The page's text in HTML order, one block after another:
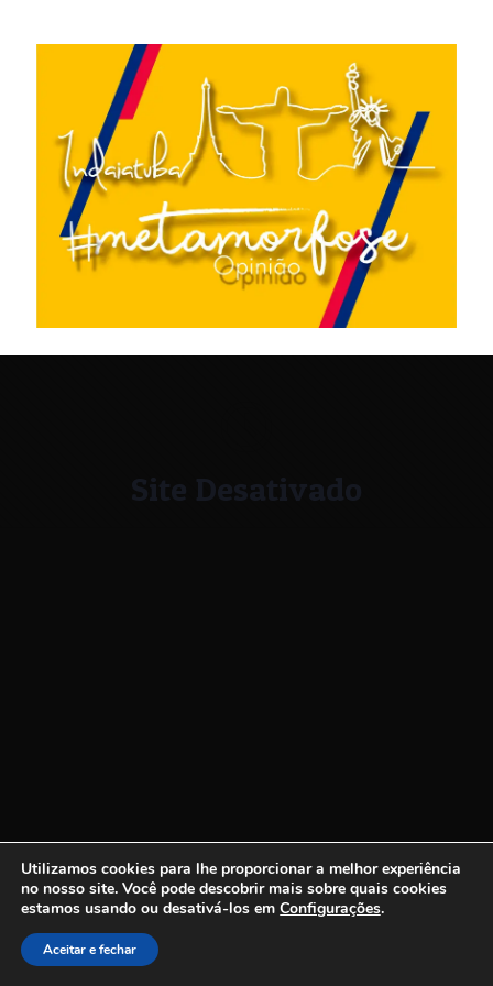
Site Desativado
Utilizamos cookies para lhe proporcionar a melhor experiência
no nosso site. Você pode descobrir mais sobre quais cookies
estamos usando ou desativá-los em Configurações.
Aceitar e fechar